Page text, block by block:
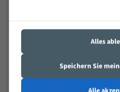
Nichteisenmetalle
Alles
Speichern Sie